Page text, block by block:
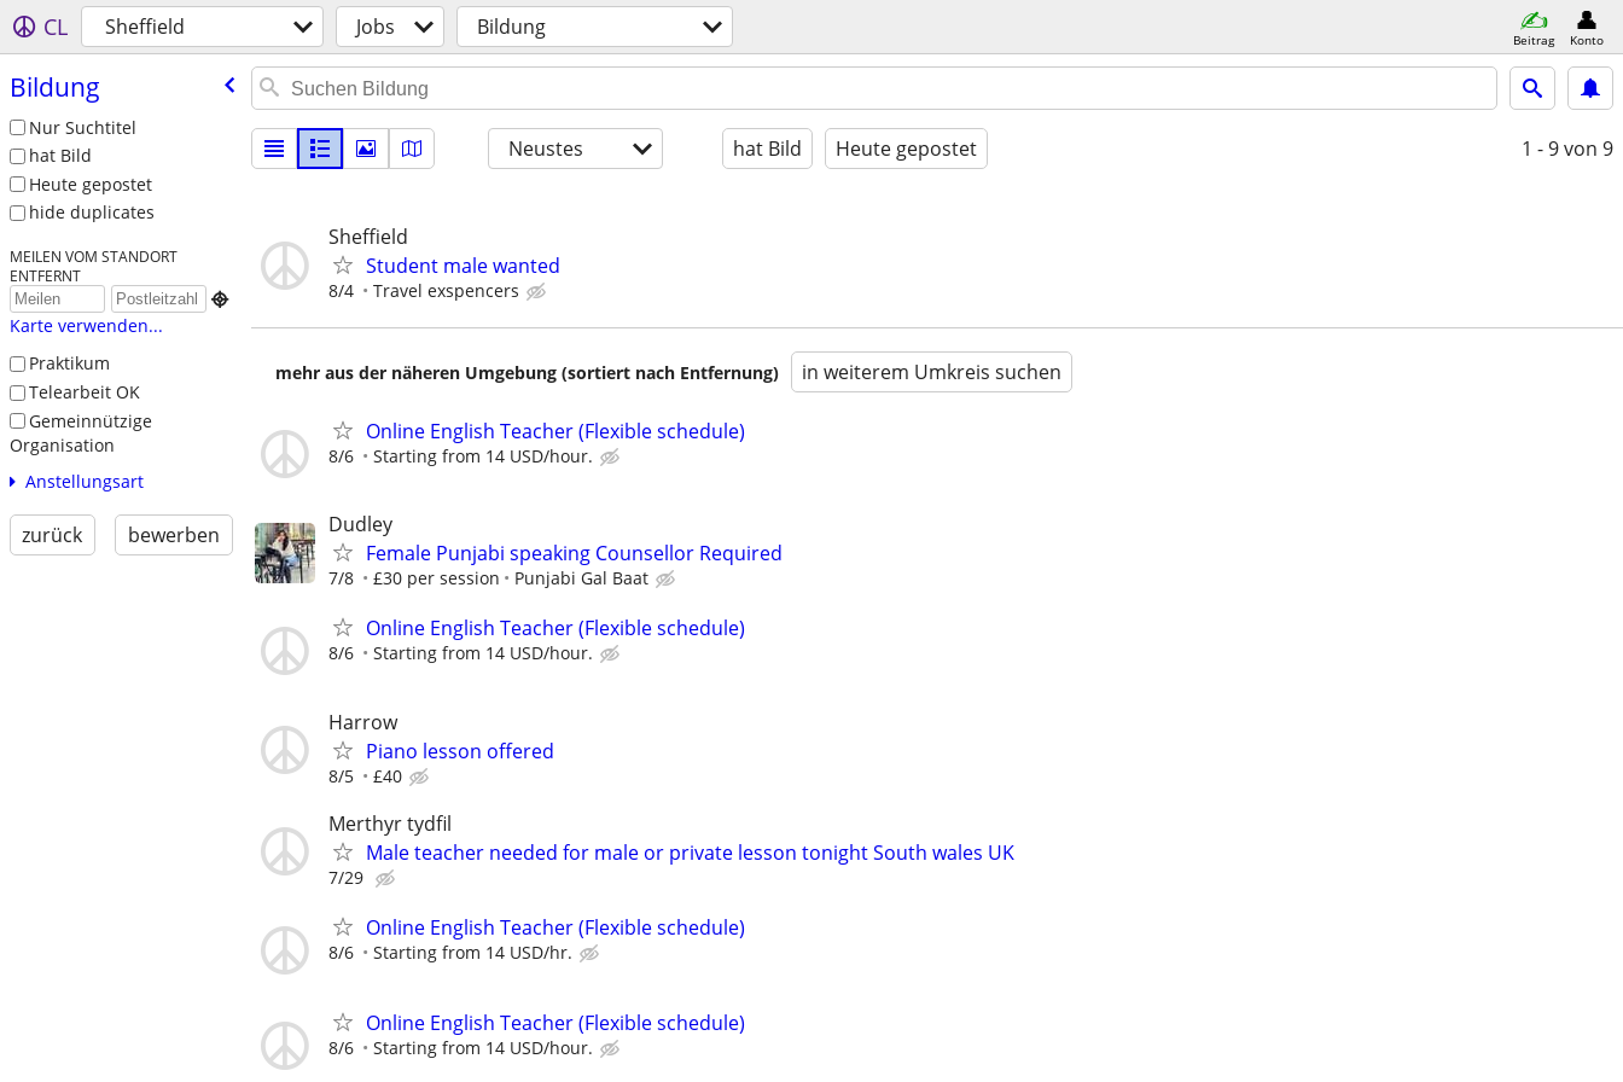
CL Sheffield Jobs Bildung Beitrag Konto
Bildung
Nur Suchtitel
hat Bild
Heute gepostet
hide duplicates
MEILEN VOM STANDORT
ENTFERNT

Karte verwenden...
Praktikum
Telearbeit OK
Gemeinnützige
Organisation
Anstellungsart
zurück bewerben
Neustes hat Bild Heute gepostet 1 - 9von 9
Sheffield
Student male wanted
8/4 Travel exspencers
mehr aus der näheren Umgebung (sortiert nach Entfernung) in weiterem Umkreis suchen
Online English Teacher (Flexible schedule)
8/6 Starting from 14 USD/hour.
Dudley
Female Punjabi speaking Counsellor Required
7/8 £30 per session Punjabi Gal Baat
Online English Teacher (Flexible schedule)
8/6 Starting from 14 USD/hour.
Harrow
Piano lesson offered
8/5 £40
Merthyr tydfil
Male teacher needed for male or private lesson tonight South wales UK
7/29
Online English Teacher (Flexible schedule)
8/6 Starting from 14 USD/hr.
Online English Teacher (Flexible schedule)
8/6 Starting from 14 USD/hour.